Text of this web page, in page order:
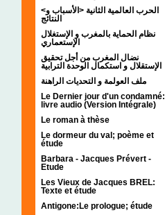
<الحرب العالمية الثانية <الأسباب و
النتائج
نظام الحماية بالمغرب و الإستغلال
الإستعماري
نضال المغرب من أجل تحقيق
الإستقلال و استكمال الوحدة الترابية
ملف العولمة و التحديات الراهنة
Le Dernier jour d'un condamné:
livre audio (Version Intégrale)
Le roman à thèse
Le dormeur du val; poème et
étude
Barbara - Jacques Prévert -
Etude
Les Vieux de Jacques BREL:
Texte et étude
Antigone:Le prologue; étude